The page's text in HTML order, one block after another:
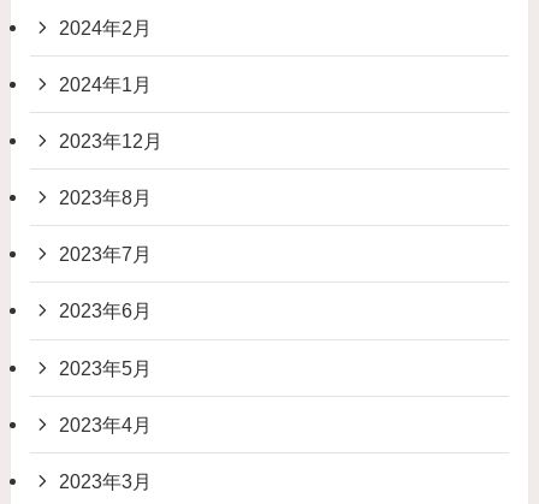
2024年2月
2024年1月
2023年12月
2023年8月
2023年7月
2023年6月
2023年5月
2023年4月
2023年3月